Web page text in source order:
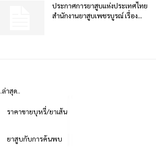
ประกาศการยาสูบแห่งประเทศไทย
สำนักงานยาสูบเพชรบูรณ์ เรื่อง...
..ล่าสุด..
ราคาขายบุหรี่/ยาเส้น
ยาสูบกับการค้นพบ